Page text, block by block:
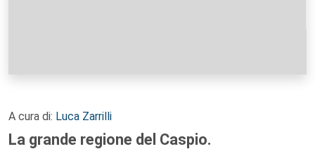
A cura di: Luca Zarrilli
La grande regione del Caspio.